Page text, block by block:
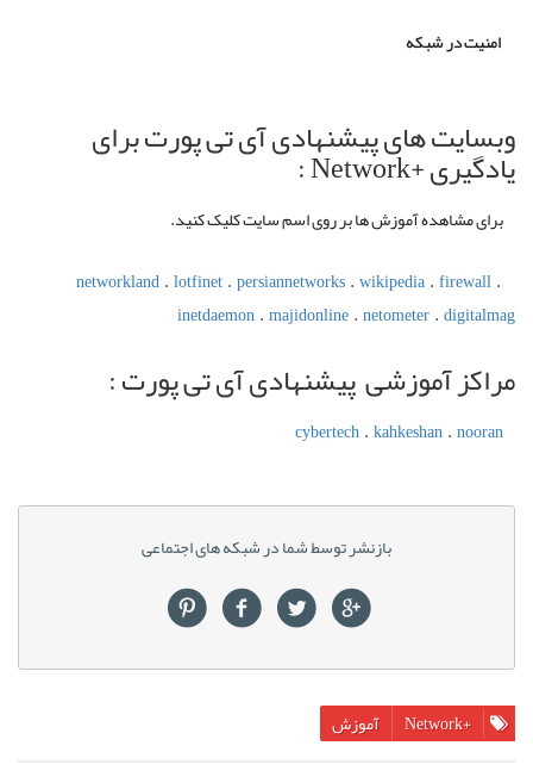
امنیت در شبکه
وبسایت های پیشنهادی آی تی پورت برای
یادگیری +Network :
برای مشاهده آموزش ها بر روی اسم سایت کلیک کنید.
networkland.lotfinet.persiannetworks.wikipedia.firewall.
inetdaemon.majidonline.netometer.digitalmag
مراکز آموزشی پیشنهادی آی تی پورت :
cybertech.kahkeshan.nooran
بازنشر توسط شما در شبکه های اجتماعی
+Network آموزش